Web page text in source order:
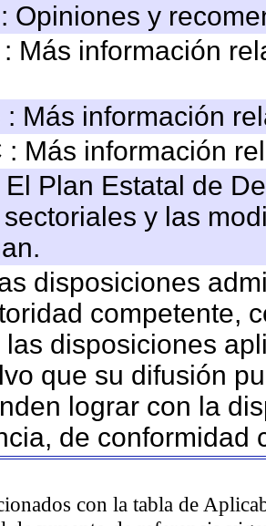
Opiniones y
: Más información
: Más información
: Más información
El Plan Estatal de
y las
disposiciones
competente,
las disposiciones
que su difusión
lograr con la
de conformidad
con la tabla de